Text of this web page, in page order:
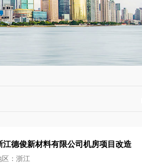
江德俊新材料有限公司机房项目改造
区：浙江